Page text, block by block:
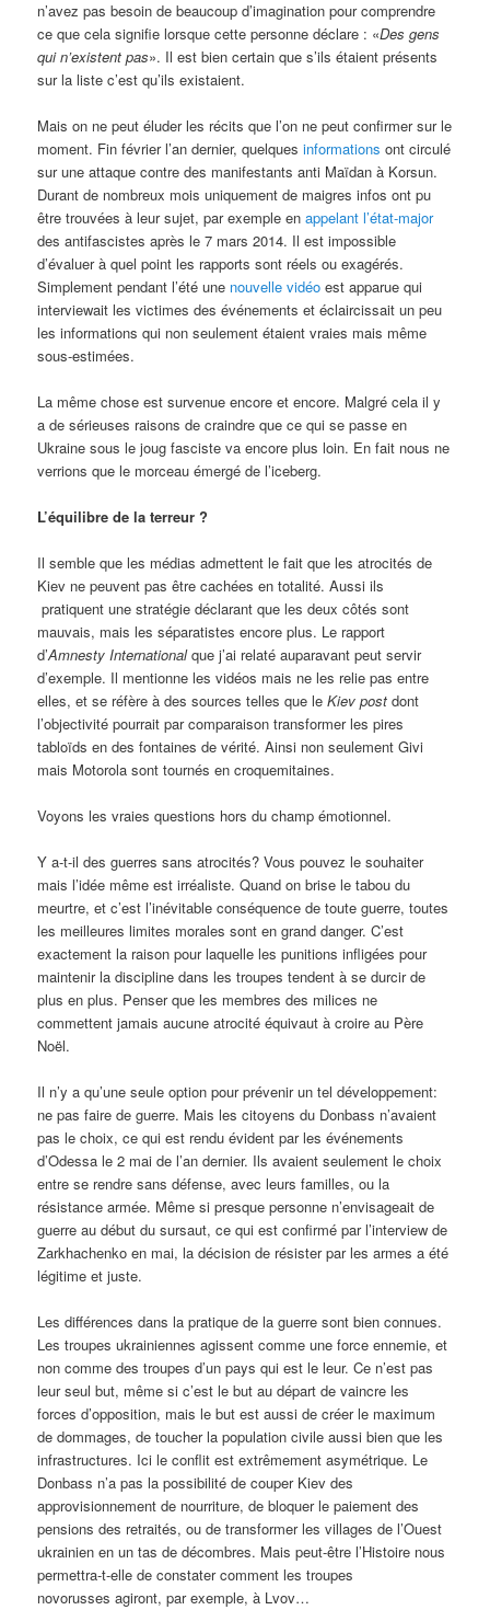
n’avez pas besoin de beaucoup d’imagination pour comprendre
ce que cela signifie lorsque cette personne déclare : «Des gens
qui n’existent pas». Il est bien certain que s’ils étaient présents
sur la liste c’est qu’ils existaient.
Mais on ne peut éluder les récits que l’on ne peut confirmer sur le
moment. Fin février l’an dernier, quelquesinformationsont circulé
sur une attaque contre des manifestants anti Maïdan à Korsun.
Durant de nombreux mois uniquement de maigres infos ont pu
être trouvées à leur sujet, par exemple en appelant l’état-major
des antifascistes après le 7 mars 2014. Il est impossible
d’évaluer à quel point les rapports sont réels ou exagérés.
Simplement pendant l’été une nouvelle vidéo est apparue qui
interviewait les victimes des événements et éclaircissait un peu
les informations qui non seulement étaient vraies mais même
sous-estimées.
La même chose est survenue encore et encore. Malgré cela il y
a de sérieuses raisons de craindre que ce qui se passe en
Ukraine sous le joug fasciste va encore plus loin. En fait nous ne
verrions que le morceau émergé de l’iceberg.
L’équilibre de la terreur ?
Il semble que les médias admettent le fait que les atrocités de
Kiev ne peuvent pas être cachées en totalité. Aussi ils
pratiquent une stratégie déclarant que les deux côtés sont
mauvais, mais les séparatistes encore plus. Le rapport
d’Amnesty Internationalque j’ai relaté auparavant peut servir
d’exemple. Il mentionne les vidéos mais ne les relie pas entre
elles, et se réfère à des sources telles que leKiev postdont
l’objectivité pourrait par comparaison transformer les pires
tabloïds en des fontaines de vérité. Ainsi non seulement Givi
mais Motorola sont tournés en croquemitaines.
Voyons les vraies questions hors du champ émotionnel.
Y a-t-il des guerres sans atrocités? Vous pouvez le souhaiter
mais l’idée même est irréaliste. Quand on brise le tabou du
meurtre, et c’est l’inévitable conséquence de toute guerre, toutes
les meilleures limites morales sont en grand danger. C’est
exactement la raison pour laquelle les punitions infligées pour
maintenir la discipline dans les troupes tendent à se durcir de
plus en plus. Penser que les membres des milices ne
commettent jamais aucune atrocité équivaut à croire au Père
Noël.
Il n’y a qu’une seule option pour prévenir un tel développement:
ne pas faire de guerre. Mais les citoyens du Donbass n’avaient
pas le choix, ce qui est rendu évident par les événements
d’Odessa le 2 mai de l’an dernier. Ils avaient seulement le choix
entre se rendre sans défense, avec leurs familles, ou la
résistance armée. Même si presque personne n’envisageait de
guerre au début du sursaut, ce qui est confirmé par l’interview de
Zarkhachenko en mai, la décision de résister par les armes a été
légitime et juste.
Les différences dans la pratique de la guerre sont bien connues.
Les troupes ukrainiennes agissent comme une force ennemie, et
non comme des troupes d’un pays qui est le leur. Ce n’est pas
leur seul but, même si c’est le but au départ de vaincre les
forces d’opposition, mais le but est aussi de créer le maximum
de dommages, de toucher la population civile aussi bien que les
infrastructures. Ici le conflit est extrêmement asymétrique. Le
Donbass n’a pas la possibilité de couper Kiev des
approvisionnement de nourriture, de bloquer le paiement des
pensions des retraités, ou de transformer les villages de l’Ouest
ukrainien en un tas de décombres. Mais peut-être l’Histoire nous
permettra-t-elle de constater comment les troupes
novorusses agiront, par exemple, à Lvov…